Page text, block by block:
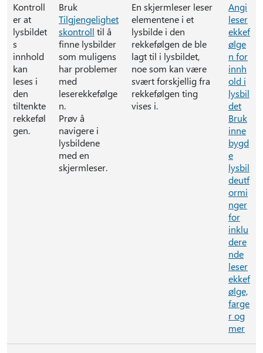
Kontroll
er at
lysbildet
s
innhold
kan
leses i
den
tiltenkte
rekkeføl
gen.
Bruk
Tilgjengelighet
skontroll til å
finne lysbilder
som muligens
har problemer
med
leserekkefølge
n.
Prøv å
navigere i
lysbildene
med en
skjermleser.
En skjermleser leser
elementene i et
lysbilde i den
rekkefølgen de ble
lagt til i lysbildet,
noe som kan være
svært forskjellig fra
rekkefølgen ting
vises i.
Angi
leser
ekkef
ølge
n for
innh
old i
lysbil
det
Bruk
inne
bygd
e
lysbil
deutf
ormi
nger
for
inklu
dere
nde
leser
ekkef
ølge,
farge
r og
mer